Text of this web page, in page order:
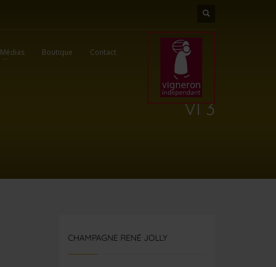
Médias Boutique Contact
VI 3
CHAMPAGNE RENÉ JOLLY